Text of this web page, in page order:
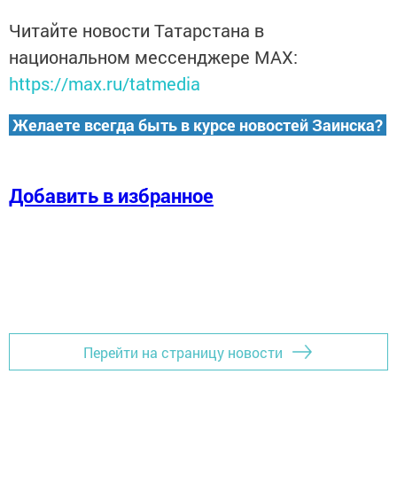
Читайте новости Татарстана в
национальном мессенджере MАХ:
https://max.ru/tatmedia
Желаете всегда быть в курсе новостей Заинска?
Добавить в избранное
Перейти на страницу новости